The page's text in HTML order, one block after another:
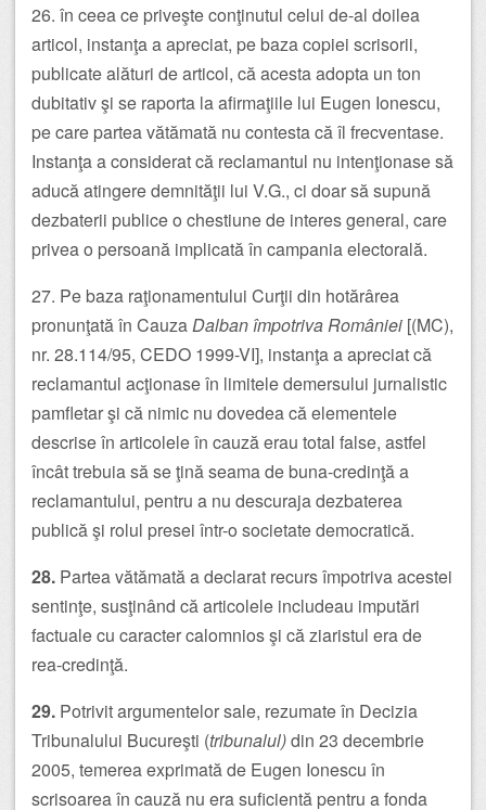
26. în ceea ce priveşte conţinutul celui de-al doilea
articol, instanţa a apreciat, pe baza copiei scrisorii,
publicate alături de articol, că acesta adopta un ton
dubitativ şi se raporta la afirmaţiile lui Eugen Ionescu,
pe care partea vătămată nu contesta că îl frecventase.
Instanţa a considerat că reclamantul nu intenţionase să
aducă atingere demnităţii lui V.G., ci doar să supună
dezbaterii publice o chestiune de interes general, care
privea o persoană implicată în campania electorală.
27. Pe baza raţionamentului Curţii din hotărârea
pronunţată în CauzaDalban împotriva României [(MC),
nr. 28.114/95, CEDO 1999-VI], instanţa a apreciat că
reclamantul acţionase în limitele demersului jurnalistic
pamfletar şi că nimic nu dovedea că elementele
descrise în articolele în cauză erau total false, astfel
încât trebuia să se ţină seama de buna-credinţă a
reclamantului, pentru a nu descuraja dezbaterea
publică şi rolul presei într-o societate democratică.
28. Partea vătămată a declarat recurs împotriva acestei
sentinţe, susţinând că articolele includeau imputări
factuale cu caracter calomnios şi că ziaristul era de
rea-credinţă.
29. Potrivit argumentelor sale, rezumate în Decizia
Tribunalului Bucureşti (tribunalul)din 23 decembrie
2005, temerea exprimată de Eugen Ionescu în
scrisoarea în cauză nu era suficientă pentru a fonda